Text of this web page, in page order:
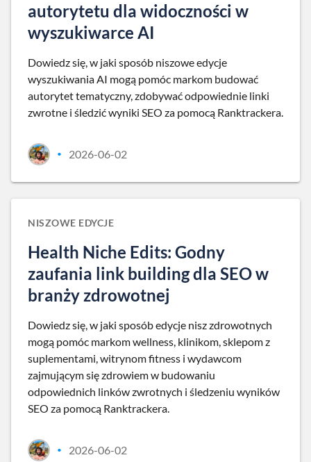
autorytetu dla widoczności w
wyszukiwarce AI
Dowiedz się, w jaki sposób niszowe edycje
wyszukiwania AI mogą pomóc markom budować
autorytet tematyczny, zdobywać odpowiednie linki
zwrotne i śledzić wyniki SEO za pomocą Ranktrackera.
• 2026-06-02
NISZOWE EDYCJE
Health Niche Edits: Godny
zaufania link building dla SEO w
branży zdrowotnej
Dowiedz się, w jaki sposób edycje nisz zdrowotnych
mogą pomóc markom wellness, klinikom, sklepom z
suplementami, witrynom fitness i wydawcom
zajmującym się zdrowiem w budowaniu
odpowiednich linków zwrotnych i śledzeniu wyników
SEO za pomocą Ranktrackera.
• 2026-06-02